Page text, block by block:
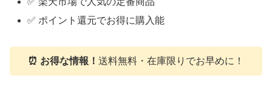
✅ ポイント還元でお得に購入能
⏰ お得な情報！ 送料無料・在庫限りでお早めに！